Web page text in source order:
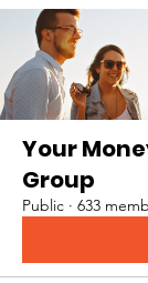
Your
Group
Public · 633